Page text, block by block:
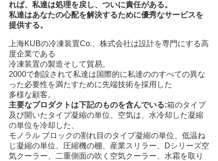
れば、私達は処理を戻し、ついに責任がある。
私達はあなたの心配を解決するために優秀なサービスを
提供する。
上海KUBの冷凍装置Co.、株式会社は設計を専門にする高
度企業である
冷凍装置の製造そして貿易。
2000で創設されて私達は国際的に私達ののすべての異な
った必要性を満たすために先端技術を採用した
多様な顧客。
主要なプロダクトは下記のものを含んでいる:箱のタイプ
及び開いたタイプ凝縮の単位、空気は、水冷却した凝縮
の単位を冷却した、
モノラル ブロックの割れ目のタイプ凝縮の単位、低温ね
じ凝縮の単位、圧縮機の棚、産業スリラー、Dシリーズ空
気クーラー、二重側面の吹く空気クーラー、水霜を取り